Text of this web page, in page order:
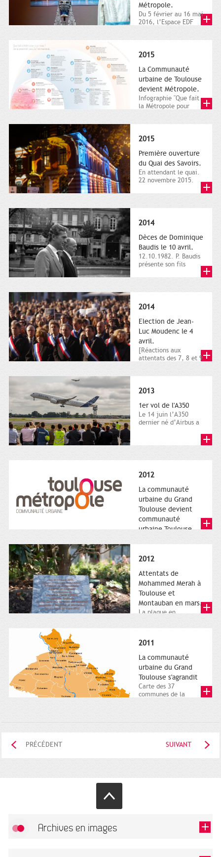
Métropole.
Du 5 février au 16 mai
2016, l’Espace EDF
2015
La Communauté
urbaine de Toulouse
devient Métropole.
Infographie "Que fait
la Métropole pour
2015
Première ouverture
du Quai des Savoirs.
En attendant le quai.
22 novembre 2015.
2014
Dèces de Dominique
Baudis le 10 avril.
12.10.1982. P. Baudis
présente son fils
2014
Election de Jean-
Luc Moudenc le 4
avril.
[Réactions aux
attentats des 7, 8 et 9
2013
1er vol de l'A350
Le 14 juin l’A350
dernier né d’Airbus a
2012
La communauté
urbaine du Grand
Toulouse devient
communauté
urbaine Toulouse
Métropole,
représentant l'anneau
de Moëbius.
2012
Attentats de
Mohammed Merah à
Toulouse et
Montauban en mars.
La plaque en
Charles-de-Gaulle.
2011
La communauté
urbaine du Grand
Toulouse s'agrandit
Carte des 37
communes de la
PRÉCÉDENT SUIVANT
Archives en images